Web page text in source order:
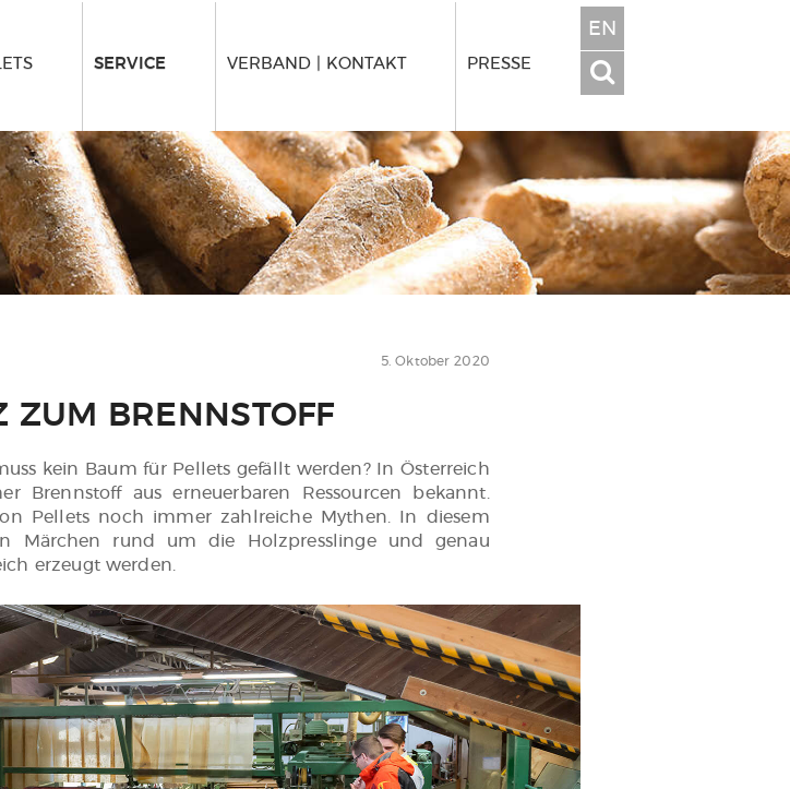
SERVICE VERBAND | KONTAKT PRESSE
EN
5. Oktober 2020
BRENNSTOFF
kein Baum für Pellets gefällt werden? In Österreich
aus erneuerbaren Ressourcen bekannt.
Pellets noch immer zahlreiche Mythen. In diesem
Märchen rund um die Holzpresslinge und genau
erzeugt werden.